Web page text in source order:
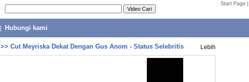
Start Page |
Hubungi kami
>> Cut Meyriska Dekat Dengan Gus Anom - Status Selebritis Lebih